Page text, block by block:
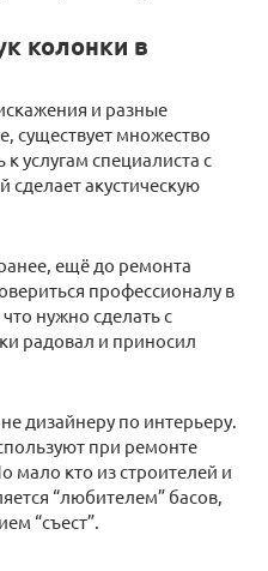
колонки в
и разные
существует множество
услугам специалиста с
акустическую
ещё до ремонта
профессионалу в
нужно сделать с
радовал и приносил
дизайнеру по интерьеру.
при ремонте
мало кто из строителей и
“любителем” басов,
“съест”.